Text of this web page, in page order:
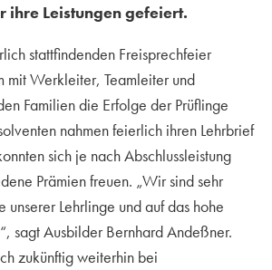
ihre Leistungen gefeiert.
stattfindenden Freisprechfeier
mit Werkleiter, Teamleiter und
Familien die Erfolge der Prüflinge
nahmen feierlich ihren Lehrbrief
sich je nach Abschlussleistung
Prämien freuen. „Wir sind sehr
unserer Lehrlinge und auf das hohe
sagt Ausbilder Bernhard Andeßner.
zukünftig weiterhin bei